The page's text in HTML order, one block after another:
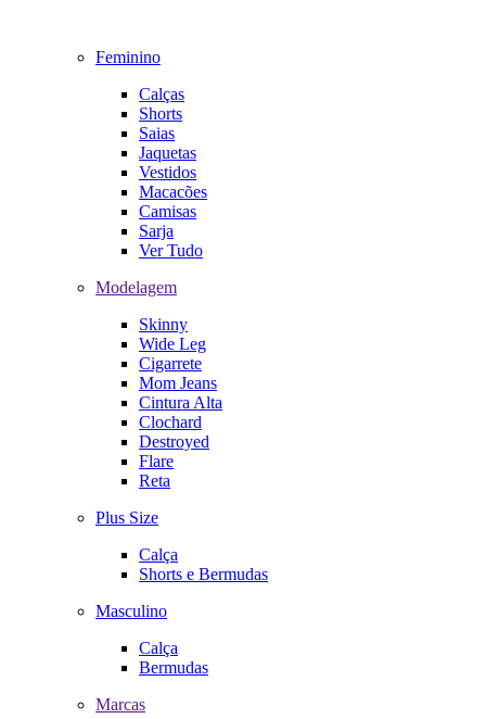
Feminino
Calças
Shorts
Saias
Jaquetas
Vestidos
Macacões
Camisas
Sarja
Ver Tudo
Modelagem
Skinny
Wide Leg
Cigarrete
Mom Jeans
Cintura Alta
Clochard
Destroyed
Flare
Reta
Plus Size
Calça
Shorts e Bermudas
Masculino
Calça
Bermudas
Marcas